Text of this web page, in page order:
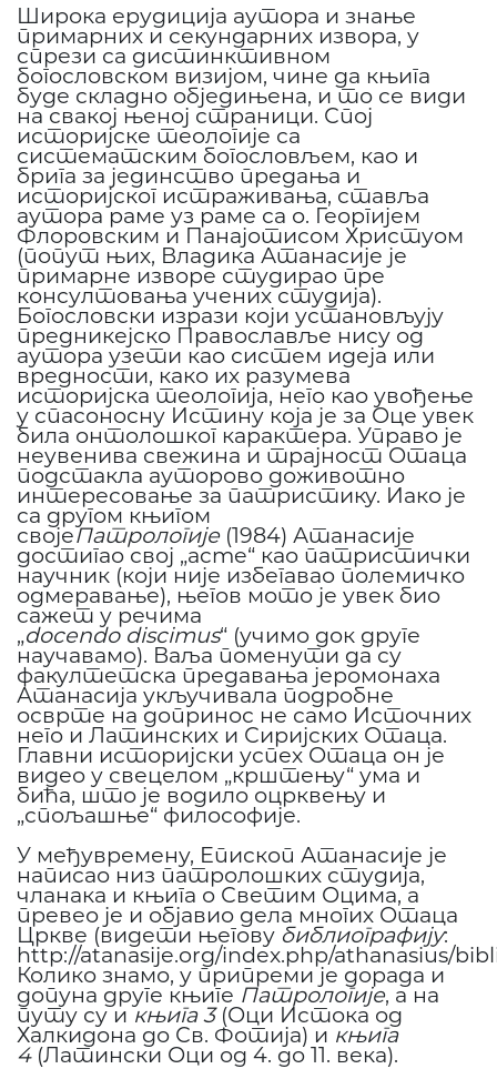
Широка ерудиција аутора и знање
примарних и секундарних извора, у
спрези са дистинктивном
богословском визијом, чине да књига
буде складно обједињена, и то се види
на свакој њеној страници. Спој
историјске теологије са
систематским богословљем, као и
брига за јединство предања и
историјског истраживања, ставља
аутора раме уз раме са о. Георгијем
Флоровским и Панајотисом Христуом
(попут њих, Владика Атанасије је
примарне изворе студирао пре
консултовања учених студија).
Богословски изрази који установљују
предникејско Православље нису од
аутора узети као систем идеја или
вредности, како их разумева
историјска теологија, него као увођење
у спасоносну Истину која је за Оце увек
била онтолошког карактера. Управо је
неувенива свежина и трајност Отаца
подстакла ауторово доживотно
интересовање за патристику. Иако је
са другом књигом
својеПатрологије(1984) Атанасије
достигао свој „acme“ као патристички
научник (који није избегавао полемичко
одмеравање), његов мото је увек био
сажет у речима
„docendo discimus“ (учимо док друге
научавамо). Ваља поменути да су
факултетска предавања јеромонаха
Атанасија укључивала подробне
осврте на допринос не само Источних
него и Латинских и Сиријских Отаца.
Главни историјски успех Отаца он је
видео у свецелом „крштењу“ ума и
бића, што је водило оцрквењу и
„спољашње“ философије.
У међувремену, Епископ Атанасије је
написао низ патролошких студија,
чланака и књига о Светим Оцима, а
превео је и објавио дела многих Отаца
Цркве (видети његову библиографију:
http://atanasije.org/index.php/athanasius/
Колико знамо, у припреми је дорада и
допуна друге књиге Патрологије, а на
путу су икњига 3(Оци Истока од
Халкидона до Св. Фотија) и књига
4(Латински Оци од 4. до 11. века).